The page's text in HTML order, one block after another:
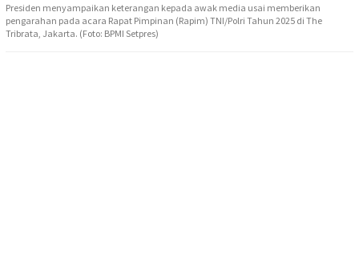
Presiden menyampaikan keterangan kepada awak media usai memberikan
pengarahan pada acara Rapat Pimpinan (Rapim) TNI/Polri Tahun 2025 di The
Tribrata, Jakarta. (Foto: BPMI Setpres)